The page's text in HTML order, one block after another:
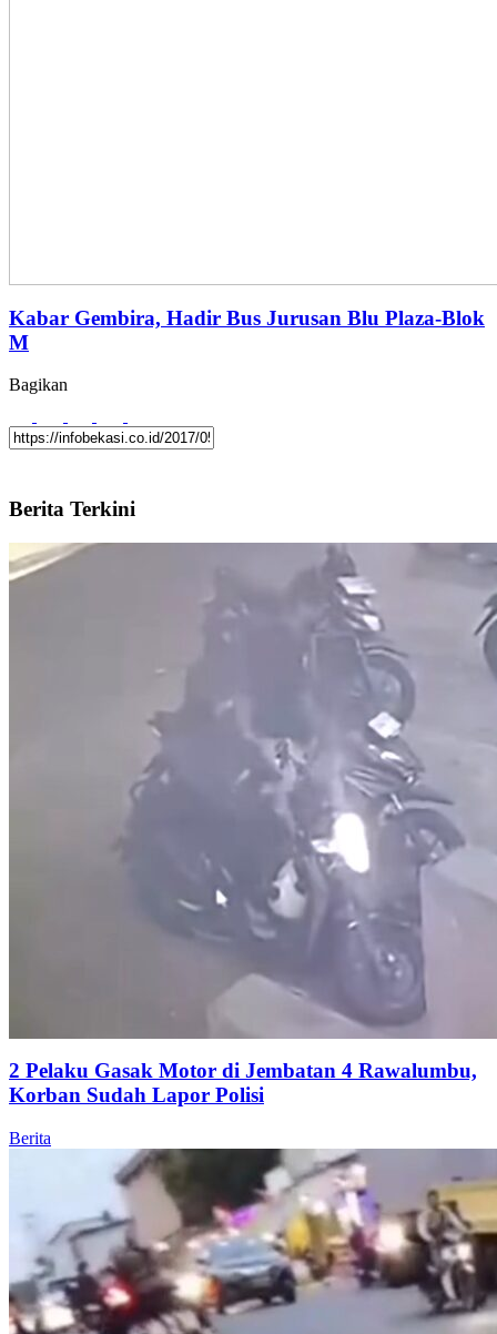
Kabar Gembira, Hadir Bus Jurusan Blu Plaza-Blok
M
Bagikan
Berita Terkini
2 Pelaku Gasak Motor di Jembatan 4 Rawalumbu,
Korban Sudah Lapor Polisi
Berita